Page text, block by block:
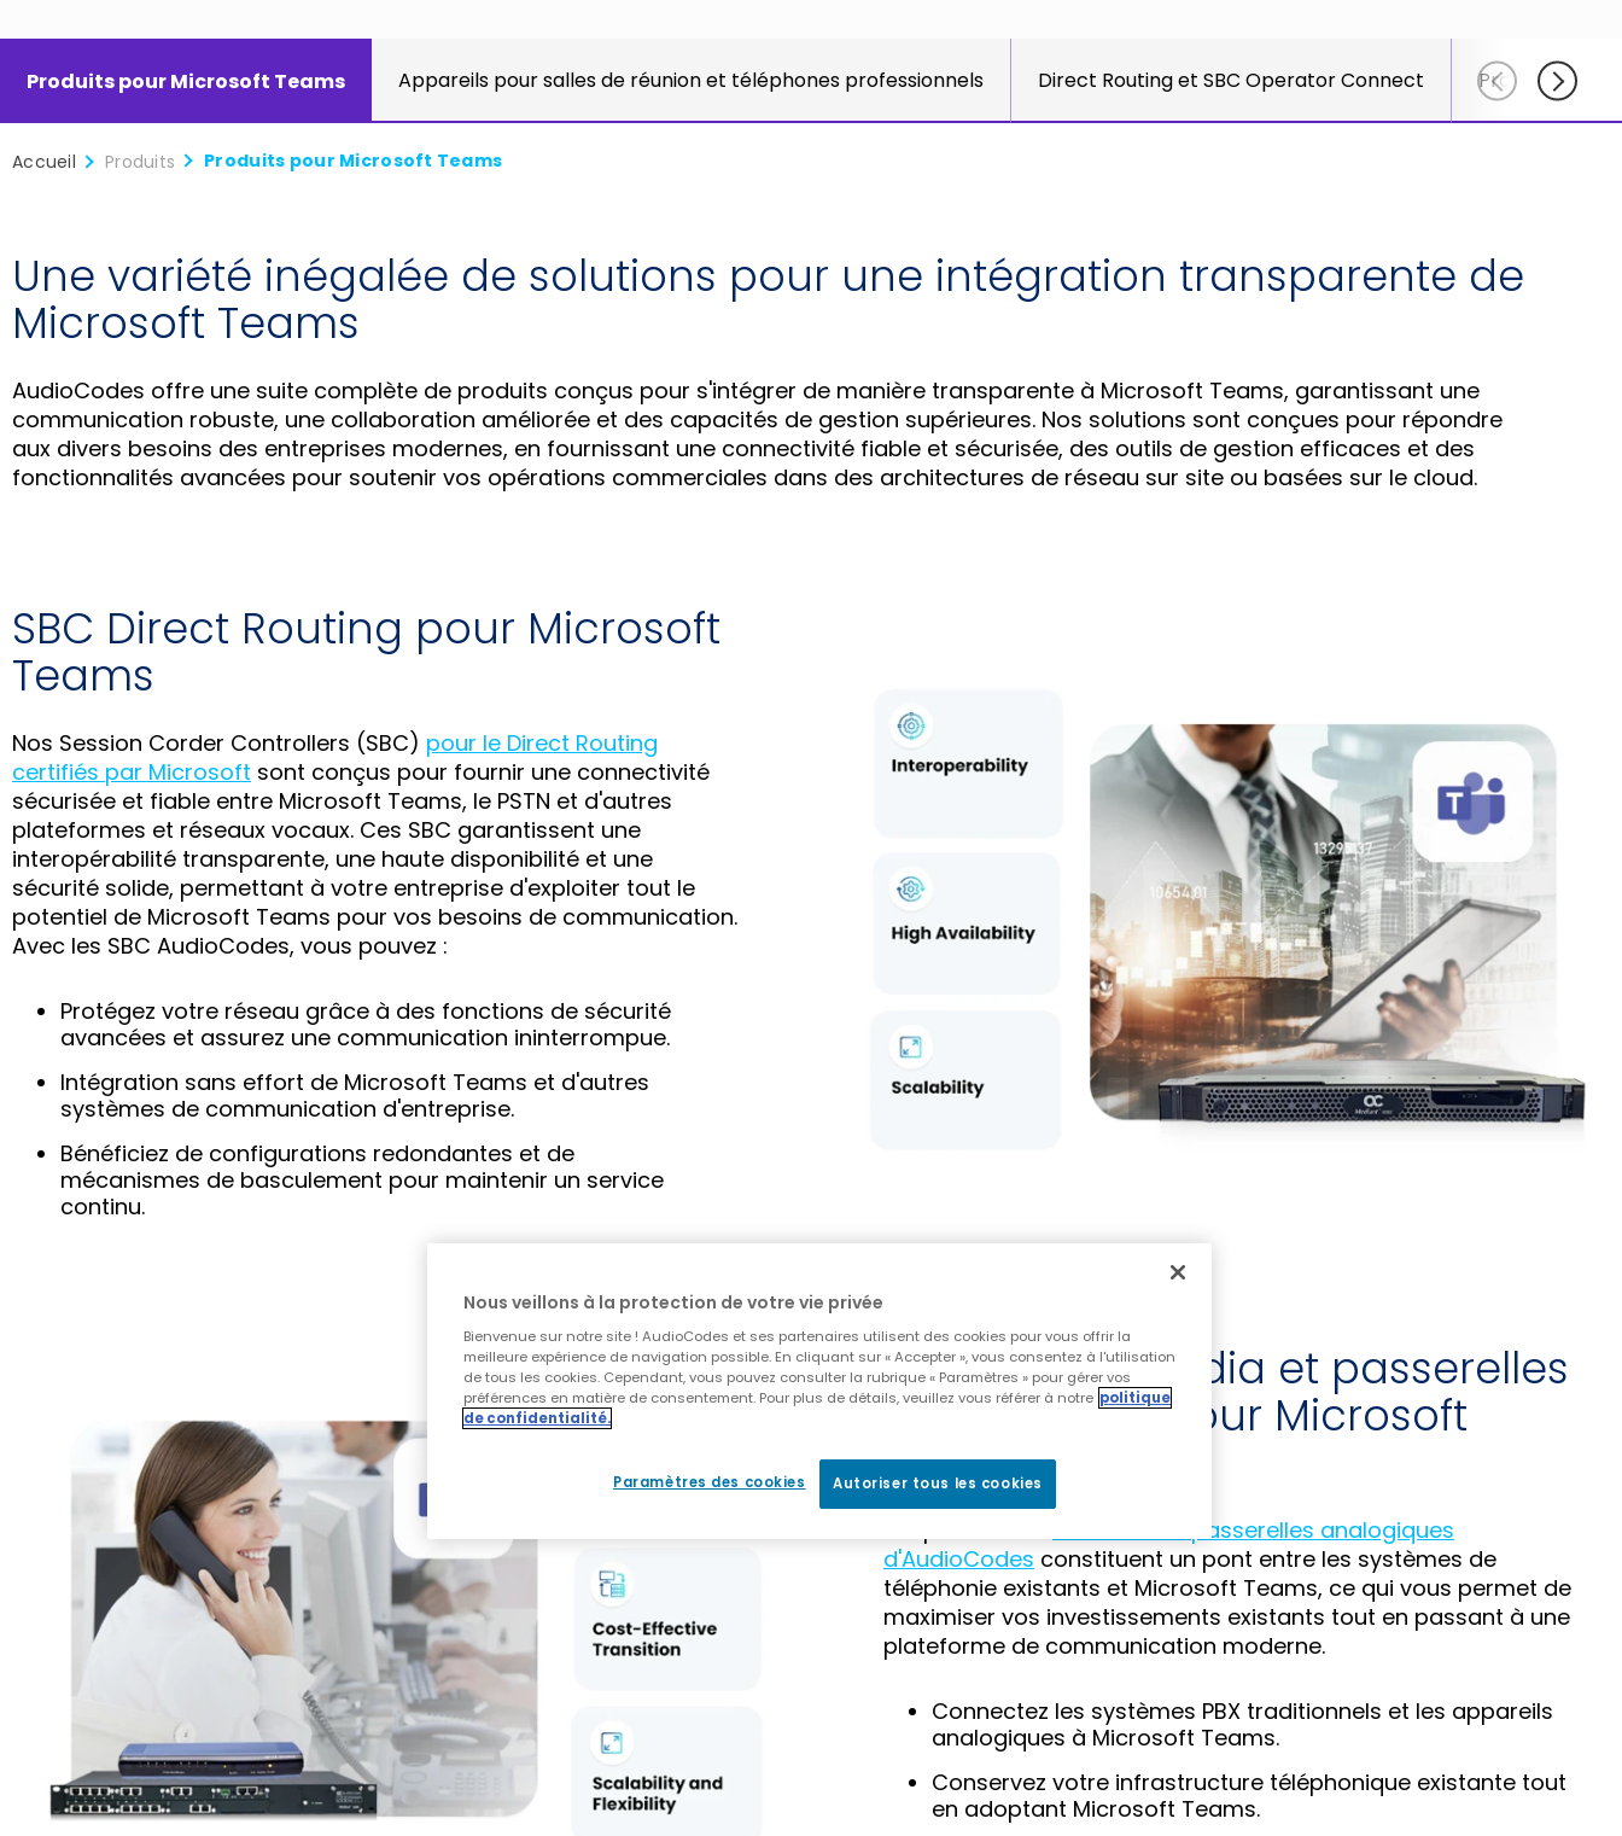
and
Produits pour Microsoft Teams Appareils pour salles de réunion et téléphones professionnels Direct Routing et SBC Operator Connect Produits de
Accueil Produits Produits pour Microsoft Teams
Une variété inégalée de solutions pour une intégration transparente de
Microsoft Teams
AudioCodes offre une suite complète de produits conçus pour s'intégrer de manière transparente à Microsoft Teams, garantissant une
communication robuste, une collaboration améliorée et des capacités de gestion supérieures. Nos solutions sont conçues pour répondre
aux divers besoins des entreprises modernes, en fournissant une connectivité fiable et sécurisée, des outils de gestion efficaces et des
fonctionnalités avancées pour soutenir vos opérations commerciales dans des architectures de réseau sur site ou basées sur le cloud.
SBC Direct Routing pour Microsoft
Teams
Nos Session Corder Controllers (SBC) pour le Direct Routing
certifiés par Microsoft sont conçus pour fournir une connectivité
sécurisée et fiable entre Microsoft Teams, le PSTN et d'autres
plateformes et réseaux vocaux. Ces SBC garantissent une
interopérabilité transparente, une haute disponibilité et une
sécurité solide, permettant à votre entreprise d'exploiter tout le
potentiel de Microsoft Teams pour vos besoins de communication.
Avec les SBC AudioCodes, vous pouvez :
Protégez votre réseau grâce à des fonctions de sécurité
avancées et assurez une communication ininterrompue.
Intégration sans effort de Microsoft Teams et d'autres
systèmes de communication d'entreprise.
Bénéficiez de configurations redondantes et de
mécanismes de basculement pour maintenir un service
continu.
Passerelles média et passerelles
analogiques pour Microsoft
Teams
média et les passerelles analogiques
d'AudioCodes constituent un pont entre les systèmes de
téléphonie existants et Microsoft Teams, ce qui vous permet de
maximiser vos investissements existants tout en passant à une
plateforme de communication moderne.
Connectez les systèmes PBX traditionnels et les appareils
analogiques à Microsoft Teams.
Conservez votre infrastructure téléphonique existante tout
en adoptant Microsoft Teams.
Nous veillons à la protection de votre vie privée
Bienvenue sur notre site ! AudioCodes et ses partenaires utilisent des cookies pour vous offrir la
meilleure expérience de navigation possible. En cliquant sur « Accepter », vous consentez à l'utilisation
de tous les cookies. Cependant, vous pouvez consulter la rubrique « Paramètres » pour gérer vos
préférences en matière de consentement. Pour plus de détails, veuillez vous référer à notre politique
de confidentialité.
Paramètres des cookies Autoriser tous les cookies